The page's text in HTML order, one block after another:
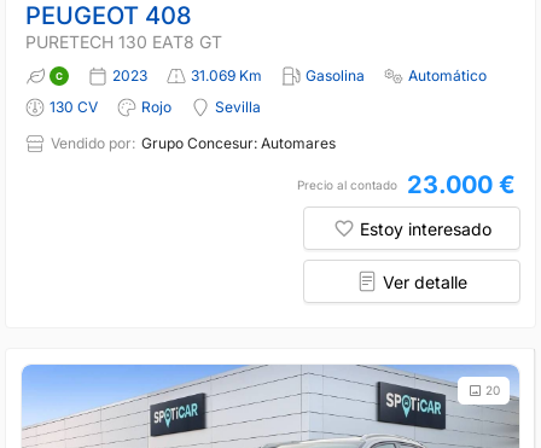
PEUGEOT 408
PURETECH 130 EAT8 GT
2023 31.069 Km Gasolina
Automático
130 CV
Rojo
Sevilla
Vendido por: Grupo Concesur: Automares
Precio al contado 23.000 €
Estoy interesado
Ver detalle
20